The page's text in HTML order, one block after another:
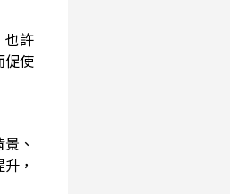
也許
促使
、
，